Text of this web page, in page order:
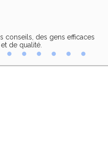
conseils, des gens efficaces
de qualité.